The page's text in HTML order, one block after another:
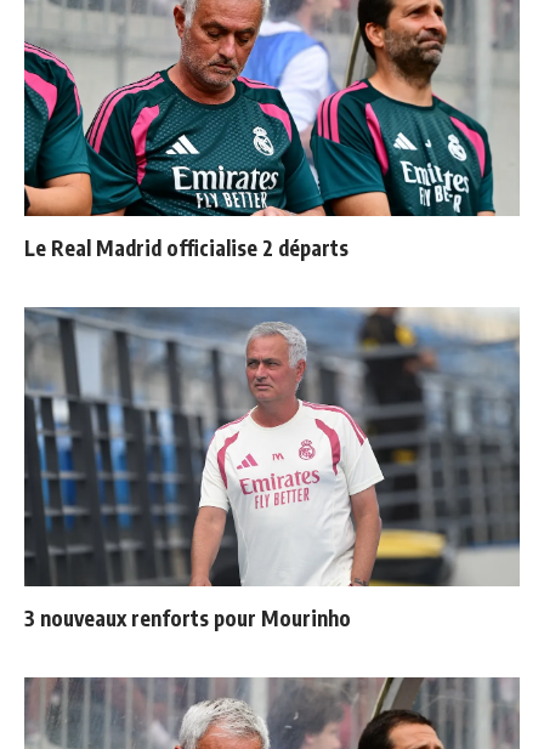
Le Real Madrid officialise 2 départs
3 nouveaux renforts pour Mourinho